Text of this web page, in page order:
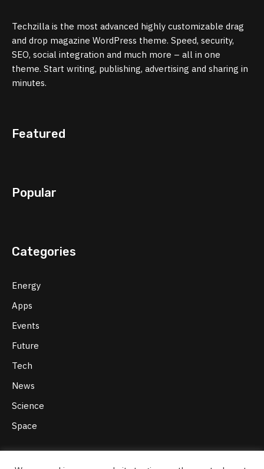
Techzilla is the most advanced highly customizable drag
and drop magazine WordPress theme. Speed, security,
SEO, social integration and much more – all in one
theme. Start writing, publishing, advertising and sharing in
minutes.
Featured
Popular
Categories
Energy
Apps
Events
Future
Tech
News
Science
Space